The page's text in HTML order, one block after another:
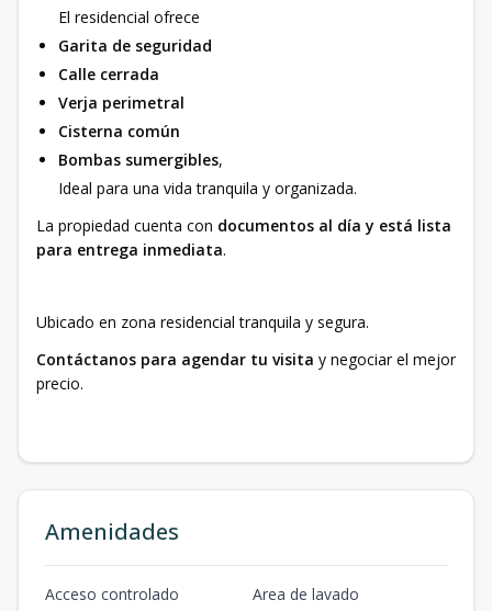
El residencial ofrece
Garita de seguridad
Calle cerrada
Verja perimetral
Cisterna común
Bombas sumergibles,
Ideal para una vida tranquila y organizada.
La propiedad cuenta con documentos al día y está lista
para entrega inmediata.
Ubicado en zona residencial tranquila y segura.
Contáctanos para agendar tu visita y negociar el mejor
precio.
Amenidades
Acceso controlado Area de lavado